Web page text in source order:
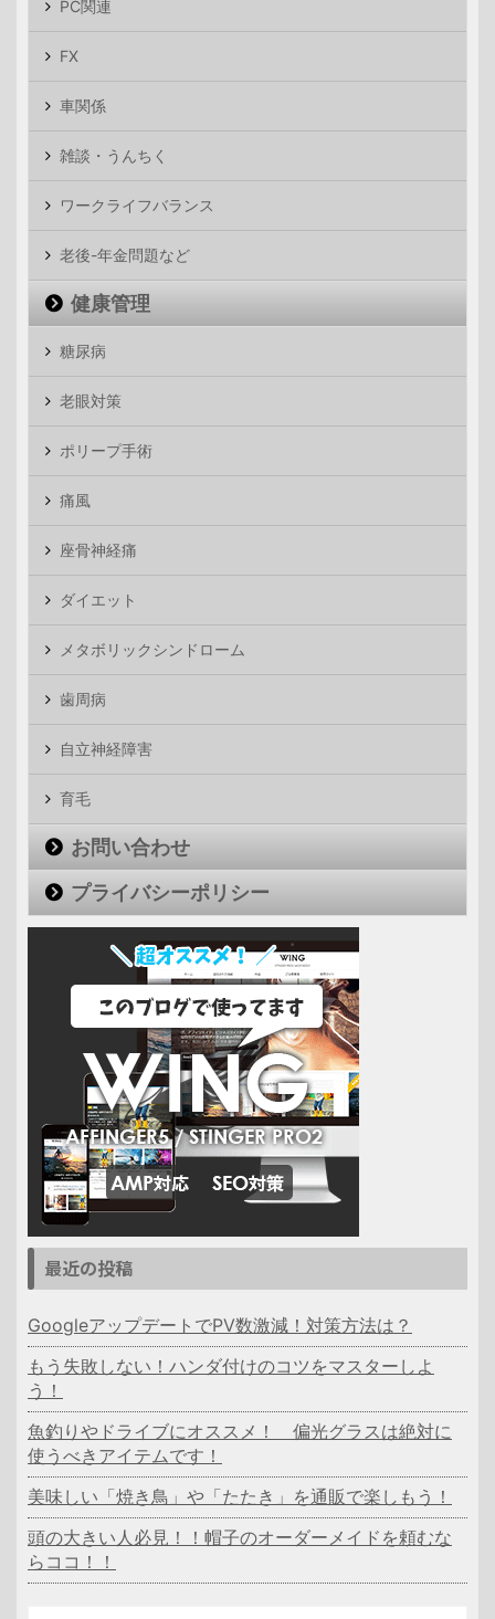
PC関連
FX
車関係
雑談・うんちく
ワークライフバランス
老後-年金問題など
健康管理
糖尿病
老眼対策
ポリープ手術
痛風
座骨神経痛
ダイエット
メタボリックシンドローム
歯周病
自立神経障害
育毛
お問い合わせ
プライバシーポリシー
最近の投稿
GoogleアップデートでPV数激減！対策方法は？
もう失敗しない！ハンダ付けのコツをマスターしよ
う！
魚釣りやドライブにオススメ！ 偏光グラスは絶対に
使うべきアイテムです！
美味しい「焼き鳥」や「たたき」を通販で楽しもう！
頭の大きい人必見！！帽子のオーダーメイドを頼むな
らココ！！